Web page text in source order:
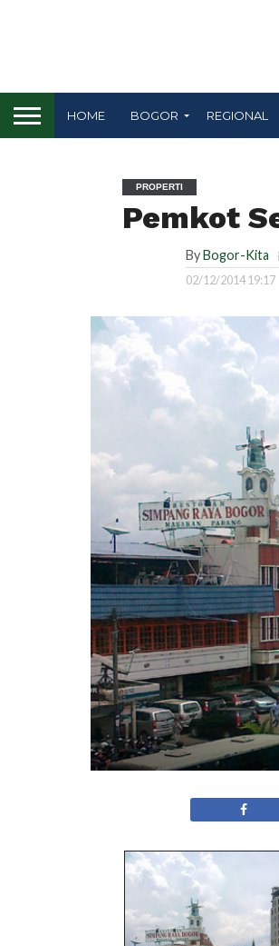
HOME BOGOR REGIONAL
PROPERTI
Pemkot
ByBogor-Kita
02/12/2014 19:17